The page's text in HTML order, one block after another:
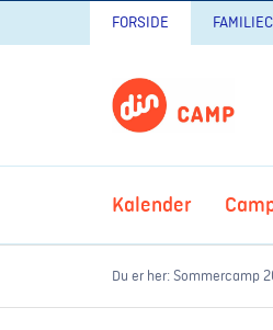
FORSIDE
Kalender
Du er her: Sommercamp